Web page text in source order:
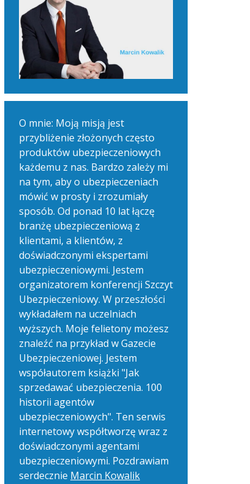
O mnie: Moją misją jest
przybliżenie złożonych często
produktów ubezpieczeniowych
każdemu z nas. Bardzo zależy mi
na tym, aby o ubezpieczeniach
mówić w prosty i zrozumiały
sposób. Od ponad 10 lat łączę
branżę ubezpieczeniową z
klientami, a klientów, z
doświadczonymi ekspertami
ubezpieczeniowymi. Jestem
organizatorem konferencji Szczyt
Ubezpieczeniowy. W przeszłości
wykładałem na uczelniach
wyższych. Moje felietony możesz
znaleźć na przykład w Gazecie
Ubezpieczeniowej. Jestem
współautorem książki "Jak
sprzedawać ubezpieczenia. 100
historii agentów
ubezpieczeniowych". Ten serwis
internetowy współtworzę wraz z
doświadczonymi agentami
ubezpieczeniowymi. Pozdrawiam
serdecznie Marcin Kowalik